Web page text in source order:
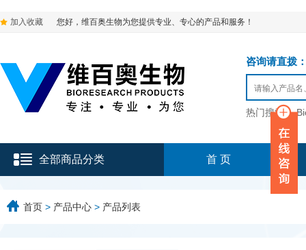
加入收藏 您好，维百奥生物为您提供专业、专心的产品和服务！
咨询请直拨
热门搜索：
全部商品分类 首 页
首页 > 产品中心 > 产品列表